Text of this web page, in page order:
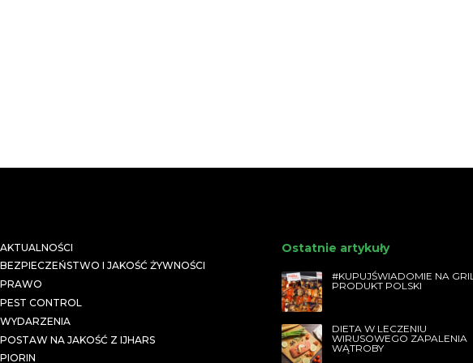
AKTUALNOŚCI
BEZPIECZEŃSTWO I JAKOŚĆ ŻYWNOŚCI
PRAWO
PEST CONTROL
WYDARZENIA
POSTAW NA JAKOŚĆ Z IJHARS
PIORIN
Ostatnie artykuły
#KUPUJŚWIADOMIE NA
PRODUKT POLSKI
DIETA W LECZENIU
WIRUSOWEGO ZAPALENIA
WĄTROBY